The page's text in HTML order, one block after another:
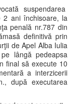
suspendarea
2 ani închisoare, la
penală nr.787 din
definitivă prin
de Apel Alba Iulia
lângă pedeapsa
final să execute 10
a interzicerii
după executarea